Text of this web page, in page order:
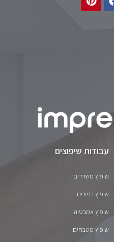
עבודות שיפוצים
שיפוץ משרדים
שיפוץ בניינים
שיפוץ אמבטיה
שיפוץ מטבחים